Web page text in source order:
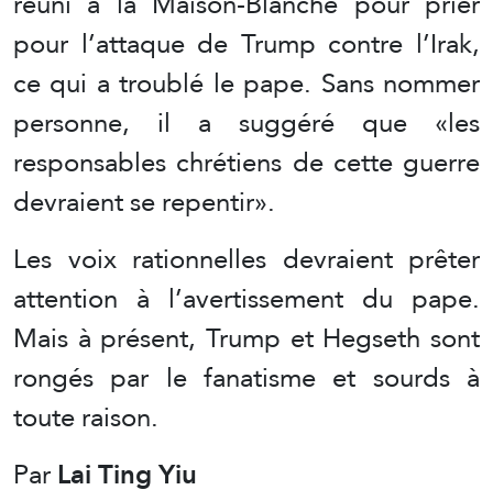
pour l’attaque de Trump contre l’Irak,
ce qui a troublé le pape. Sans nommer
personne, il a suggéré que «les
responsables chrétiens de cette guerre
devraient se repentir».
Les voix rationnelles devraient prêter
attention à l’avertissement du pape.
Mais à présent, Trump et Hegseth sont
rongés par le fanatisme et sourds à
toute raison.
ParLai Ting Yiu